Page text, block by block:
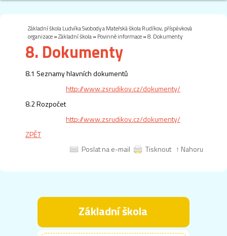
Základní škola Ludvíka Svobody a Mateřská škola Rudíkov, příspěvková
organizace»Základní škola» Povinné informace»8. Dokumenty
8. Dokumenty
8.1 Seznamy hlavních dokumentů
http://www.zsrudikov.cz/dokumenty/
8.2 Rozpočet
http://www.zsrudikov.cz/dokumenty/
ZPĚT
Poslat na e-mail
Tisknout ↑ Nahoru
Základní škola